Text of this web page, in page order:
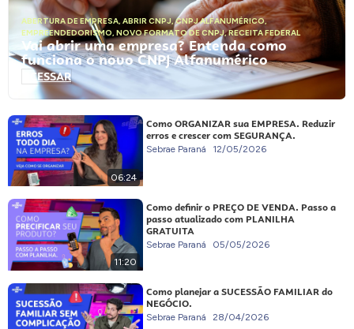
ABERTURA DE EMPRESA, ABRIR CNPJ,CNPJ ALFANUMÉRICO,
EMPREENDEDORISMO, NOVO FORMATO DE CNPJ,RECEITA FEDERAL
Vai abrir uma empresa? Entenda como
funciona o novo CNPJ Alfanumérico
ACESSAR
06:24
Como ORGANIZAR sua EMPRESA. Reduzir
erros e crescer com SEGURANÇA.
Sebrae Paraná 12/05/2026
11:20
Como definir o PREÇO DE VENDA. Passo a
passo atualizado com PLANILHA
GRATUITA
Sebrae Paraná 05/05/2026
Como planejar a SUCESSÃO FAMILIAR do
NEGÓCIO.
Sebrae Paraná 28/04/2026